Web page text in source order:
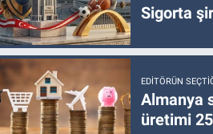
Sigorta
EDITÖRÜN
Almanya
üretimi